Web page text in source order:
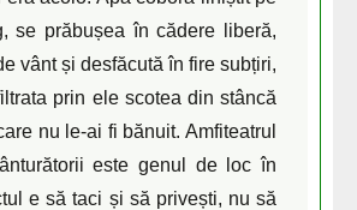
se prăbușea în cădere liberă,
vânt și desfăcută în fire subțiri,
prin ele scotea din stâncă
nu le-ai fi bănuit. Amfiteatrul
este genul de loc în
e să taci și să privești, nu să